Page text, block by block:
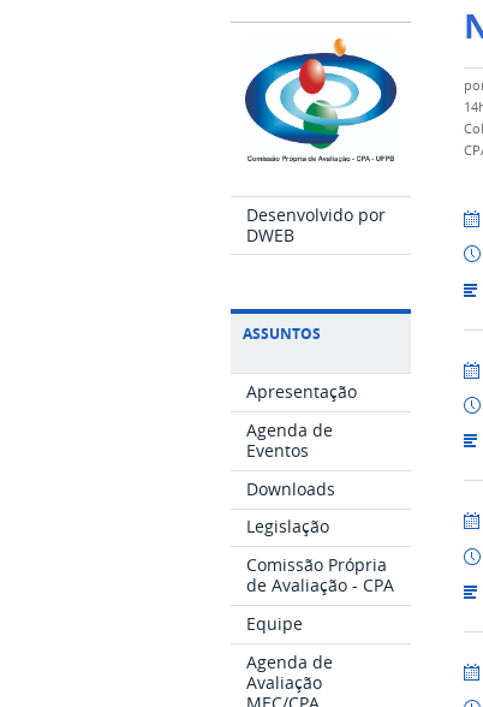
Desenvolvido por
DWEB
ASSUNTOS
Apresentação
Agenda de
Eventos
Downloads
Legislação
Comissão Própria
de Avaliação - CPA
Equipe
Agenda de
Avaliação
MEC/CPA
por
por
por
por